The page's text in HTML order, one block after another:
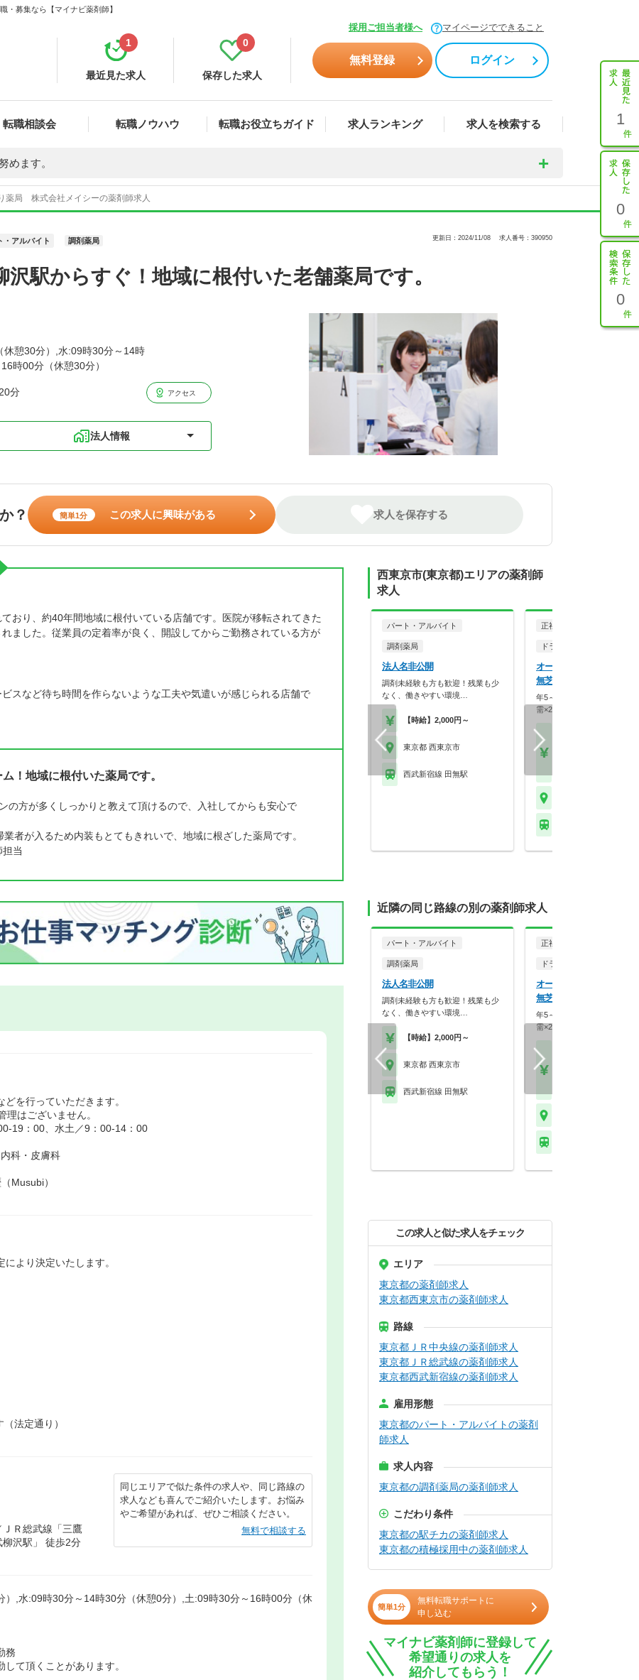
募集なら【マイナビ薬剤師】
採用ご担当者様へ マイページでできること
最近見た求人
1
保存した求人
0
無料登録 ログイン
転職相談会 転職ノウハウ 転職お役立ちガイド 求人ランキング 求人を検索する 1
0
0
めます。
薬局 株式会社メイシーの薬剤師求人
・アルバイト 調剤薬局 更新日：2024/11/08 求人番号：390950
沢駅からすぐ！地域に根付いた老舗薬局です。
休憩30分）,水:09時30分～14時
時00分（休憩30分）
分 アクセス
法人情報
？ 簡単1分 この求人に興味がある 求人を保存する
おり、約40年間地域に根付いている店舗です。医院が移転されてきた
ました。従業員の定着率が良く、開設してからご勤務されている方が
スなど待ち時間を作らないような工夫や気遣いが感じられる店舗で
！地域に根付いた薬局です。
の方が多くしっかりと教えて頂けるので、入社してからも安心で
者が入るため内装もとてもきれいで、地域に根ざした薬局です。
当
を行っていただきます。
はございません。
19：00、水土／9：00-14：00
科・皮膚科
Musubi）
より決定いたします。
法定通り）
ＪＲ総武線「三鷹
沢駅」 徒歩2分
同じエリアで似た条件の求人や、同じ路線の
求人なども喜んでご紹介いたします。お悩み
やご希望があれば、ぜひご相談ください。
無料で相談する
）,水:09時30分～14時30分（休憩0分）,土:09時30分～16時00分（休
務
て頂くことがあります。
西東京市(東京都)エリアの薬剤師
求人
パート・アルバイト
調剤薬局
法人名非公開
調剤未経験も方も歓迎！残業も少
なく、働きやすい環境…
【時給】2,000円～
東京都 西東京市
西武新宿線 田無駅
正社員
ドラッグストア（調剤併設
オーケー株式会社 オー
無芝久保店薬局
年5～10店舗出店で成長中！
需×20枚体制で薬…
近隣の同じ路線の別の薬剤師求人
パート・アルバイト
調剤薬局
法人名非公開
調剤未経験も方も歓迎！残業も少
なく、働きやすい環境…
【時給】2,000円～
東京都 西東京市
西武新宿線 田無駅
正社員
ドラッグストア（調剤併設
オーケー株式会社 オー
無芝久保店薬局
年5～10店舗出店で成長中！
需×20枚体制で薬…
この求人と似た求人をチェック
エリア
東京都の薬剤師求人
東京都西東京市の薬剤師求人
路線
東京都ＪＲ中央線の薬剤師求人
東京都ＪＲ総武線の薬剤師求人
東京都西武新宿線の薬剤師求人
雇用形態
東京都のパート・アルバイトの薬剤
師求人
求人内容
東京都の調剤薬局の薬剤師求人
こだわり条件
東京都の駅チカの薬剤師求人
東京都の積極採用中の薬剤師求人
簡単1分
無料転職サポートに
申し込む
マイナビ薬剤師に登録して
希望通りの求人を
紹介してもらう！